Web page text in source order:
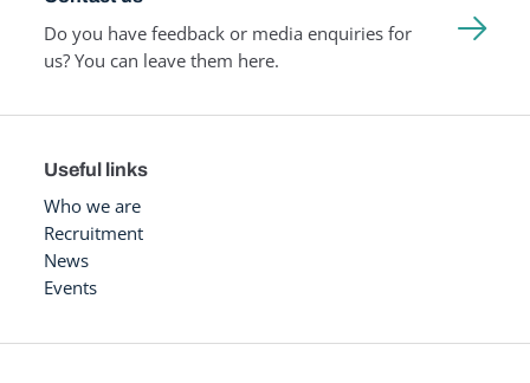
Do you have feedback or media enquiries for
us? You can leave them here.
Useful links
Who we are
Recruitment
News
Events